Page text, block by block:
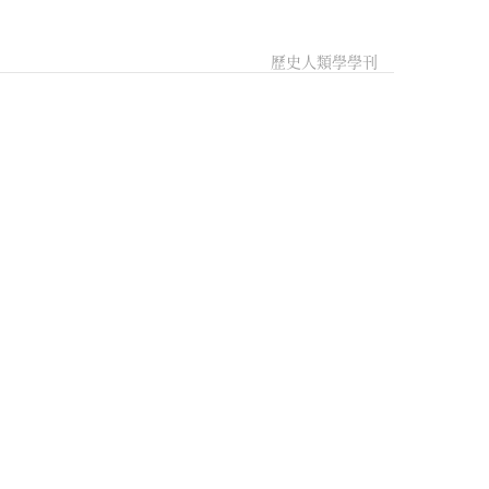
歷史人類學學刊